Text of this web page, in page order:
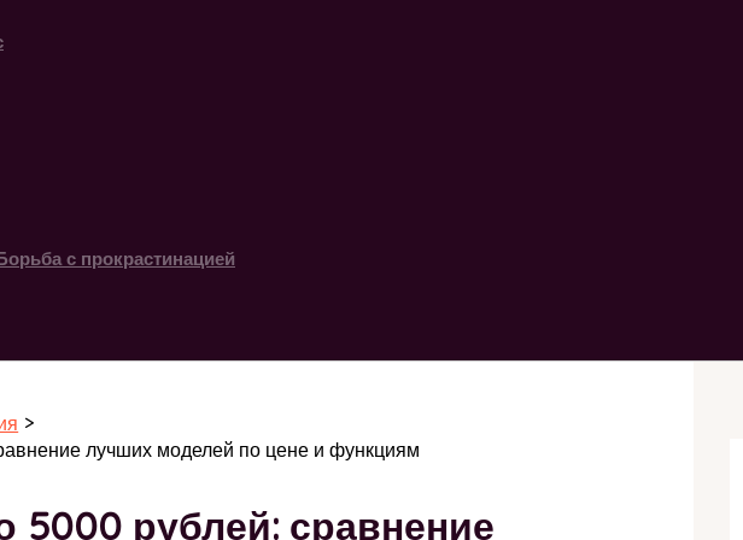
с прокрастинацией
лучших моделей по цене и функциям
рублей: сравнение